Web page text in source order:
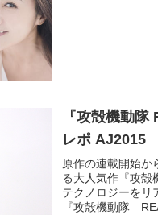
『攻殻機動
レポ AJ2015
原作の連載開始か
る大人気作『攻殻
テクノロジーをリ
『攻殻機動隊